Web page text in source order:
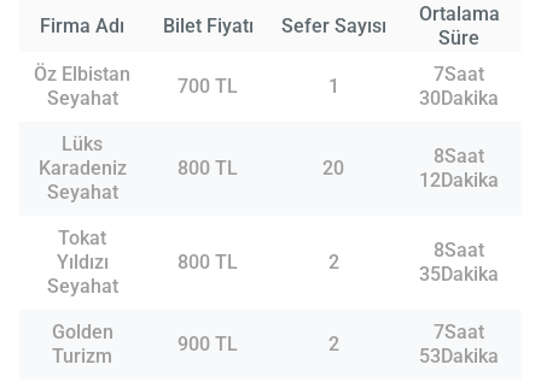
Firma Adı Bilet Fiyatı Sefer Sayısı
Ortalama
Süre
Öz Elbistan
Seyahat
700 TL 1
7Saat
30Dakika
Lüks
Karadeniz
Seyahat
800 TL 20
8Saat
12Dakika
Tokat
Yıldızı
Seyahat
800 TL 2
8Saat
35Dakika
Golden
Turizm
900 TL 2
7Saat
53Dakika